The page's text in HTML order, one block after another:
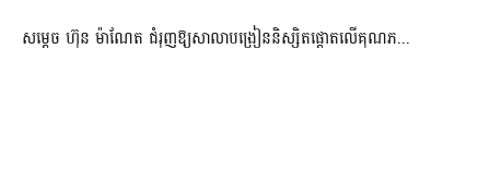
សម្តេច ហ៊ុន ម៉ាណែត ជំរុញឱ្យសាលាបង្រៀននិស្សិតផ្តោតលើគុណភ...